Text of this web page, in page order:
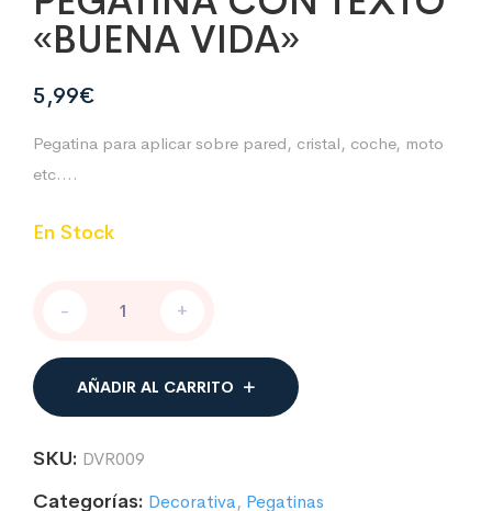
«BUENA VIDA»
5,99€
Pegatina para aplicar sobre pared, cristal, coche, moto
etc….
En Stock
CON
"BUENA
VIDA"
cantidad
- +
AÑADIR AL CARRITO
SKU: DVR009
Categorías: Decorativa, Pegatinas